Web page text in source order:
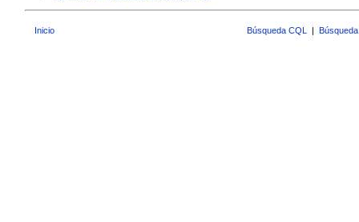
Inicio Búsqueda CQL |